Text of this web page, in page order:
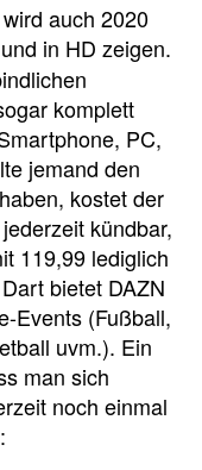
auch 2020
in HD zeigen.
komplett
PC,
jemand den
kostet der
kündbar,
119,99 lediglich
bietet DAZN
Events (Fußball,
uvm.). Ein
man sich
noch einmal